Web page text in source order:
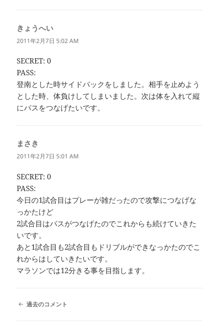
きょうへい
り:
2011年2月7日 5:02 AM
SECRET: 0
PASS:
登南とした時サイドバックをしました。相手を止めよう
とした時、体負けしてしまいました。次は体を入れて縦
にパスをつなげたいです。
まさき
り:
2011年2月7日 5:01 AM
SECRET: 0
PASS:
今日の1試合目はプレーが雑だったので攻撃につなげな
っかたけど
2試合目はパスがつなげたのでこれからも続けていきた
いです。
あと1試合目も2試合目もドリブルができなっかたのでこ
れからはしていきたいです。
マラソンでは12分きる事を目指します。
コ 過去のコメント